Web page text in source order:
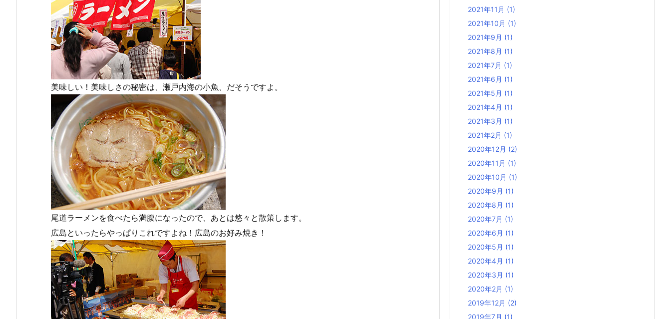
美味しい！美味しさの秘密は、瀬戸内海の小魚、だそうですよ。
尾道ラーメンを食べたら満腹になったので、あとは悠々と散策します。
広島といったらやっぱりこれですよね！広島のお好み焼き！
2021年11月 (1)
2021年10月 (1)
2021年9月 (1)
2021年8月 (1)
2021年7月 (1)
2021年6月 (1)
2021年5月 (1)
2021年4月 (1)
2021年3月 (1)
2021年2月 (1)
2020年12月 (2)
2020年11月 (1)
2020年10月 (1)
2020年9月 (1)
2020年8月 (1)
2020年7月 (1)
2020年6月 (1)
2020年5月 (1)
2020年4月 (1)
2020年3月 (1)
2020年2月 (1)
2019年12月 (2)
2019年7月 (1)